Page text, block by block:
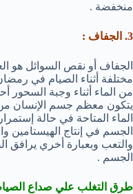
منخفضة .
3. الجفاف :
الجفاف أو نقص السوائل هو
مختلفة أثناء الصيام في
من الماء أثناء وجبة السحور
يتكون معظم جسم الإنسان
الماء المتاحة في حالة
الجسم في إنتاج الهيستامين
والتعب وبعبارة أخري
الجسم .
طرق التغلب علي صداع